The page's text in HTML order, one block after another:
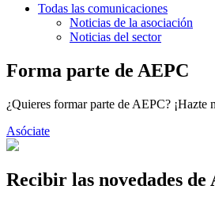
Todas las comunicaciones
Noticias de la asociación
Noticias del sector
Forma parte de AEPC
¿Quieres formar parte de AEPC? ¡Hazte
Asóciate
Recibir las novedades